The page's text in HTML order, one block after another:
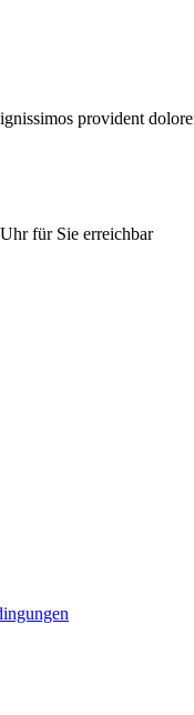
provident
für Sie erreichbar